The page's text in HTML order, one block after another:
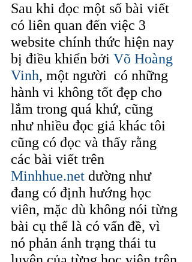
Sau khi đọc một số bài viết
có liên quan đến việc 3
website chính thức hiện nay
bị điều khiển bởi Võ Hoàng
Vinh, một người  có những
hành vi không tốt đẹp cho
lắm trong quá khứ, cũng
như nhiều đọc giả khác tôi
cũng có đọc và thấy rằng
các bài viết trên
Minhhue.net dường như
đang có định hướng học
viên, mặc dù không nói từng
bài cụ thể là có vấn đề, vì
nó phản ánh trạng thái tu